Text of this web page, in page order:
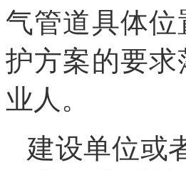
气管道具体
护方案的要
业人。
建设单位或